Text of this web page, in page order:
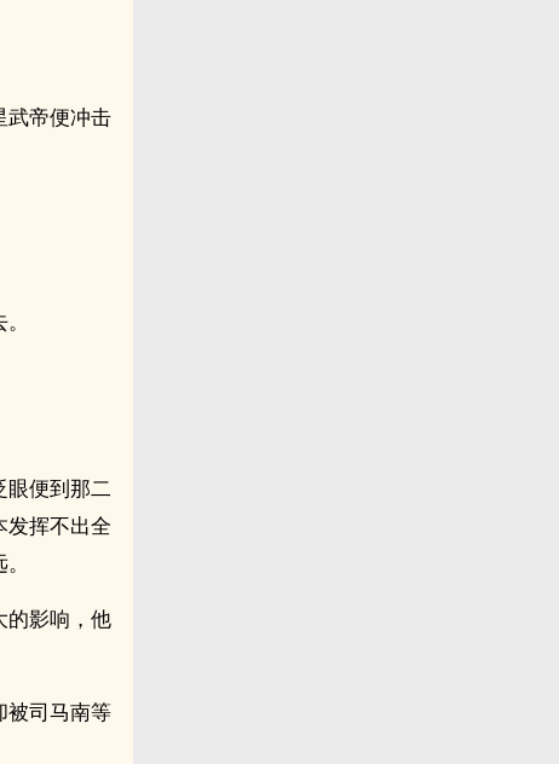
武帝便冲击
眼便到那二
发挥不出全
的影响，他
被司马南等